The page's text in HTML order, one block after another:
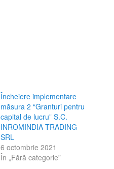
Încheiere implementare
măsura 2 “Granturi pentru
capital de lucru” S.C.
INROMINDIA TRADING
SRL
6 octombrie 2021
În „Fără categorie”